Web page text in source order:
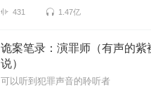
431 1.47亿
诡案笔录：演罪师（有声的紫
说）
可以听到犯罪声音的聆听者